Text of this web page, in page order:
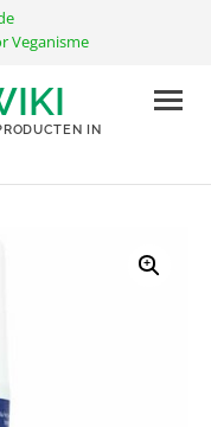
Veganisme
IN